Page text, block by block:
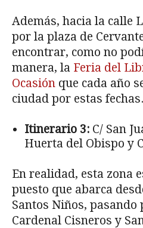
Además, hacia la calle
por la plaza de
encontrar, como no
manera, la Feria del
Ocasión que cada año
ciudad por estas fechas.
Itinerario 3: C/ San
Huerta del Obispo y
En realidad, esta zona
puesto que abarca
Santos Niños, pasando
Cardenal Cisneros y